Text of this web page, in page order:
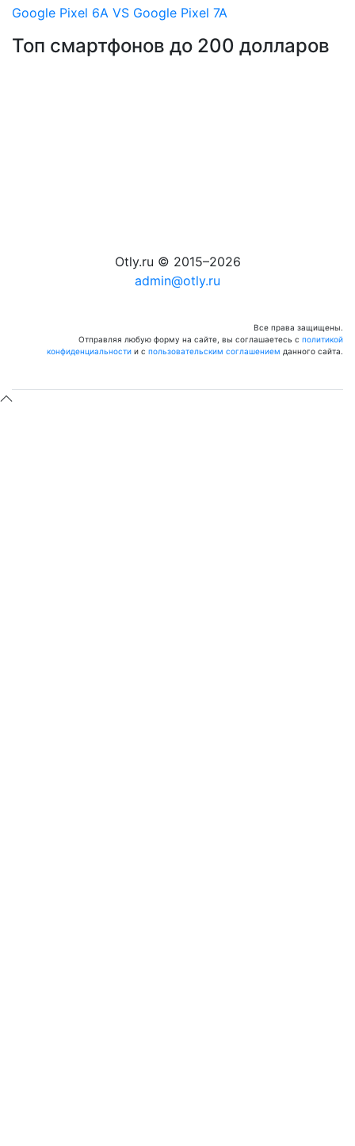
Google Pixel 6A VS Google Pixel 7A
Топ смартфонов до 200 долларов
Otly.ru © 2015–2026
admin@otly.ru
Все права защищены.
Отправляя любую форму на сайте, вы соглашаетесь с политикой
конфиденциальности и с пользовательским соглашением данного сайта.